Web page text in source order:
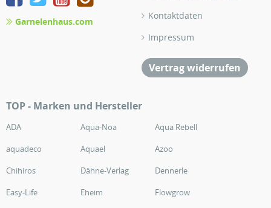
Garnelenhaus.com
Kontaktdaten
Impressum
Vertrag widerrufen
TOP - Marken und Hersteller
ADA Aqua-Noa
Aqua Rebell
aquadeco
Aquael
Azoo
Chihiros
Dähne-Verlag
Dennerle
Easy-Life
Eheim
Flowgrow